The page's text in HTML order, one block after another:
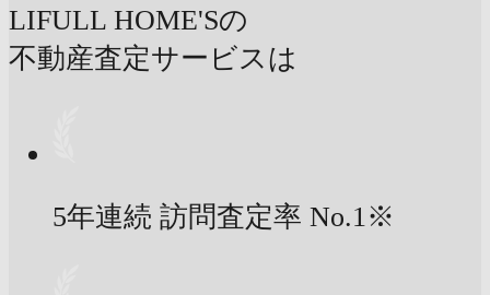
LIFULL HOME'Sの
不動産査定サービスは
5年連続 訪問査定率 No.1※